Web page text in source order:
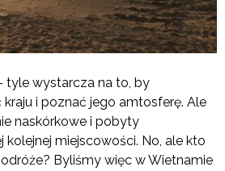
tyle wystarcza na to, by
i poznać jego amtosferę. Ale
naskórkowe i pobyty
miejscowości. No, ale kto
Byliśmy więc w Wietnamie